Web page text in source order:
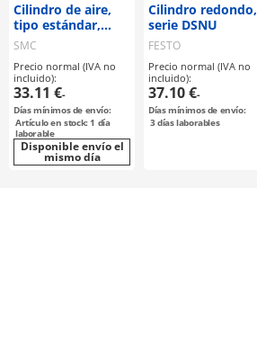
Cilindro de aire,
tipo estándar,
doble efecto,
vástago simple
serie C85
SMC
Precio normal (IVA no
incluido):
33.11 €-
Días mínimos de envío:
Artículo en stock: 1 día
laborable
Disponible envío el
mismo día
Cilindro redondo,
serie DSNU
FESTO
Precio normal (IVA no
incluido):
37.10 €-
Días mínimos de envío:
3días laborables